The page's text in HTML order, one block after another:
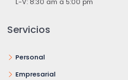
L-V: 8:30 am a 5:00 pm
Servicios
Personal
Empresarial